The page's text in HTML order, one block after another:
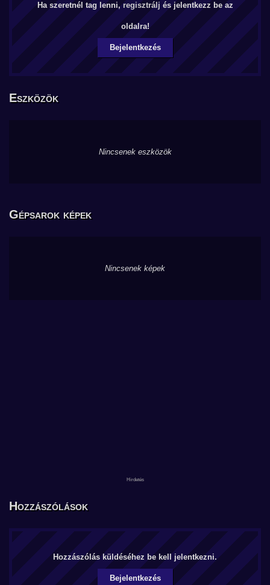
Ha szeretnél tag lenni, regisztrálj és jelentkezz be az
oldalra!
Bejelentkezés
Eszközök
Nincsenek eszközök
Gépsarok képek
Nincsenek képek
Hozzászólások
Hozzászólás küldéséhez be kell jelentkezni.
Bejelentkezés